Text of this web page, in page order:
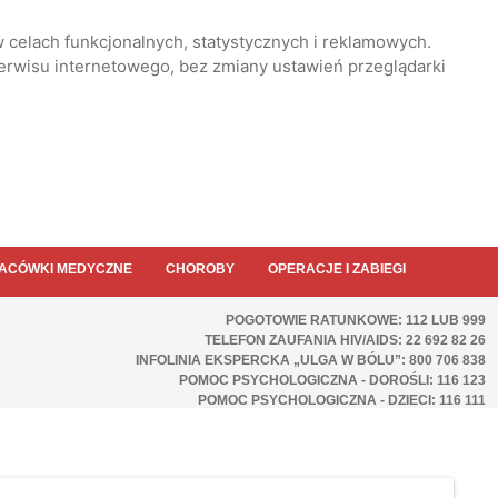
funkcjonalnych, statystycznych i reklamowych.
internetowego, bez zmiany ustawień przeglądarki
MEDYCZNE CHOROBY OPERACJE I ZABIEGI
POGOTOWIE RATUNKOWE: 112 LUB 999
TELEFON ZAUFANIA HIV/AIDS: 22 692 82 26
INFOLINIA EKSPERCKA „ULGA W BÓLU”: 800 706 838
POMOC PSYCHOLOGICZNA - DOROŚLI: 116 123
POMOC PSYCHOLOGICZNA - DZIECI: 116 111